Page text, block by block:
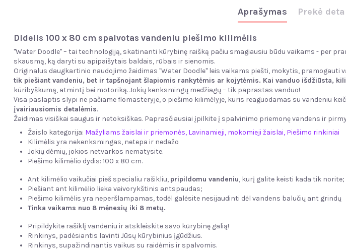
Aprašymas Prekė
Didelis 100 x 80 cm spalvotas vandeniu piešimo kilimėlis
"Water Doodle" – tai technologiją, skatinanti kūrybinę raišką pačiu smagiausiu būdu vaikams - per
skausmą, ką daryti su apipaišytais baldais, rūbais ir sienomis.
Originalus daugkartinio naudojimo žaidimas "Water Doodle" leis vaikams piešti, mokytis,
tik piešiant vandeniu, bet ir tapšnojant šlapiomis rankytėmis ar kojytėmis. Kai vanduo išdžiūsta,
kūribyškumą, atmintį bei motoriką. Jokių kenksmingų medžiagų – tik paprastas vanduo!
Visa paslaptis slypi ne pačiame flomasteryje, o piešimo kilimėlyje, kuris reaguodamas su vandeniu
įvairiausiomis detalėmis.
Žaidimas visiškai saugus ir netoksiškas. Paprasčiausiai įpilkite į spalvinimo priemonę vandens ir
Žaislo kategorija: Mažyliams žaislai ir priemonės, Lavinamieji, mokomieji žaislai, Piešimo rinkiniai
Kilimėlis yra nekenksmingas, netepa ir nedažo
Jokių dėmių, jokios netvarkos nematysite.
Piešimo kilimėlio dydis: 100 x 80 cm.
Ant kilimėlio vaikučiai pieš specialiu rašikliu, pripildomu vandeniu, kurį galite keisti kada tik norite;
Piešiant ant kilimėlio lieka vaivorykštinis antspaudas;
Piešimo kilimėlis yra neperšlampamas, todėl galėsite nesijaudinti dėl vandens balučių ant grindų
Tinka vaikams nuo 8 mėnesių iki 8 metų.
Pripildykite rašiklį vandeniu ir atskleiskite savo kūrybinę galią!
Rinkinys, padėsiantis lavinti Jūsų kūrybinius įgūdžius.
Rinkinys, supažindinantis vaikus su raidėmis ir spalvomis.